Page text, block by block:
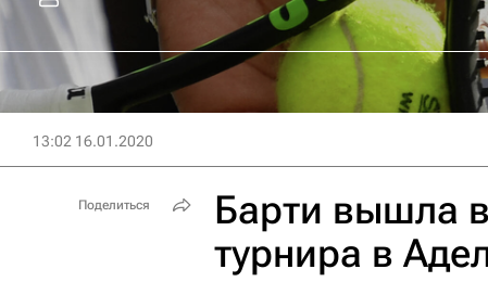
13:02 16.01.2020
Барти вышла
турнира в
Поделиться